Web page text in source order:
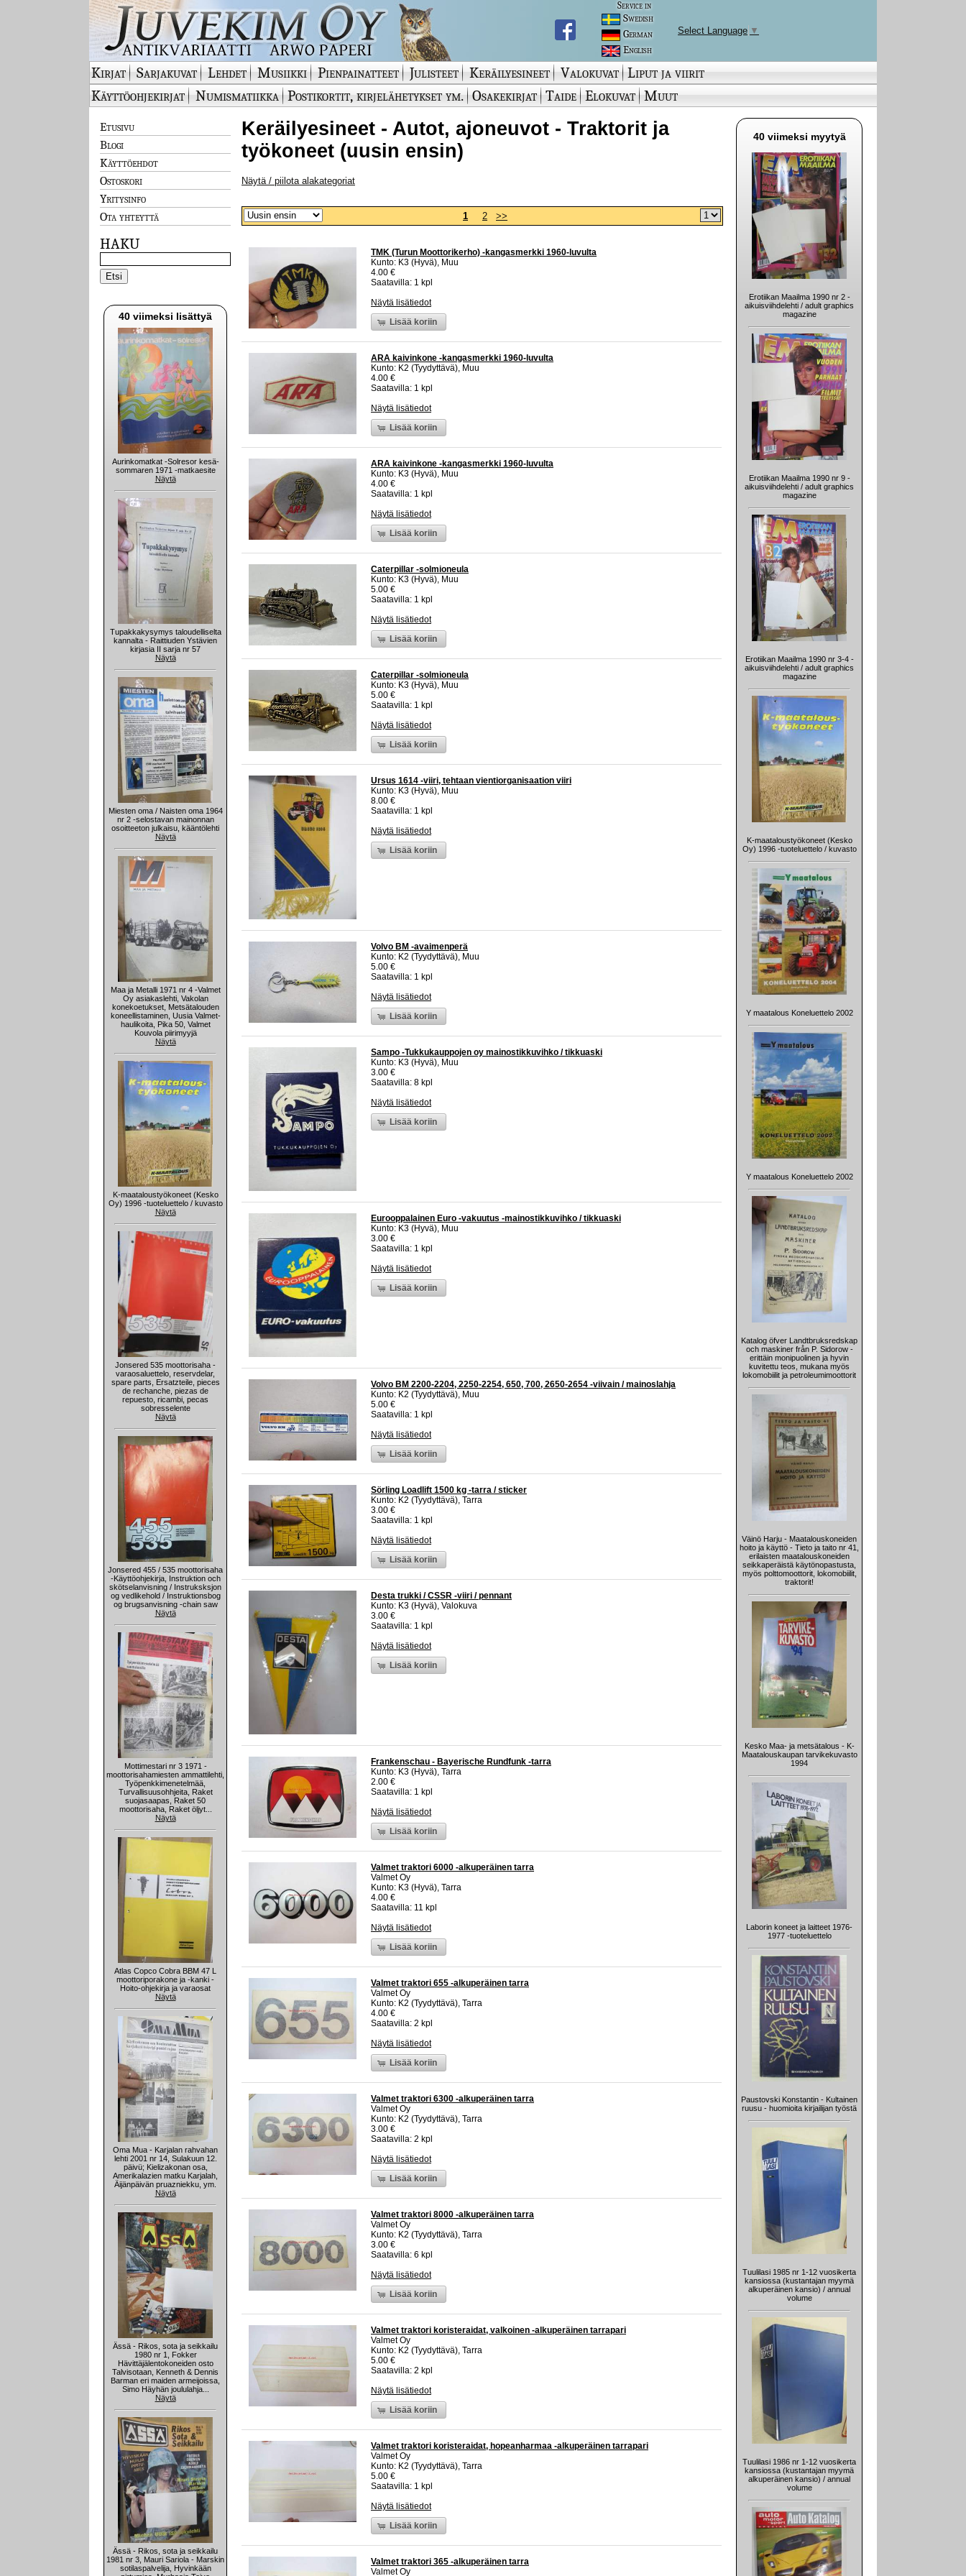
Service in
Swedish
German
English
Select Language ▼
Kirjat Sarjakuvat Lehdet Musiikki Pienpainatteet Julisteet Keräilyesineet Valokuvat Liput ja viirit
Käyttöohjekirjat
Numismatiikka Postikortit, kirjelähetykset ym. Osakekirjat Taide Elokuvat Muut
Etusivu
Blogi
Käyttöehdot
Ostoskori
Yritysinfo
Ota yhteyttä
HAKU
40 viimeksi lisättyä
Aurinkomatkat -Solresor kesä-
sommaren 1971 -matkaesite
Näytä
Tupakkakysymys taloudelliselta
kannalta - Raittiuden Ystävien
kirjasia II sarja nr 57
Näytä
Miesten oma / Naisten oma 1964
nr 2 -selostavan mainonnan
osoitteeton julkaisu, kääntölehti
Näytä
Maa ja Metalli 1971 nr 4 -Valmet
Oy asiakaslehti, Vakolan
konekoetukset, Metsätalouden
koneellistaminen, Uusia Valmet-
haulikoita, Pika 50, Valmet
Kouvola piirimyyjä
Näytä
K-maataloustyökoneet (Kesko
Oy) 1996 -tuoteluettelo / kuvasto
Näytä
Jonsered 535 moottorisaha -
varaosaluettelo, reservdelar,
spare parts, Ersatzteile, pieces
de rechanche, piezas de
repuesto, ricambi, pecas
sobresselente
Näytä
Jonsered 455 / 535 moottorisaha
-Käyttöohjekirja, Instruktion och
skötselanvisning / Instruksksjon
og vedlikehold / Instruktionsbog
og brugsanvisning -chain saw
Näytä
Mottimestari nr 3 1971 -
moottorisahamiesten ammattilehti,
Työpenkkimenetelmää,
Turvallisuusohhjeita, Raket
suojasaapas, Raket 50
moottorisaha, Raket öljyt...
Näytä
Atlas Copco Cobra BBM 47 L
moottoriporakone ja -kanki -
Hoito-ohjekirja ja varaosat
Näytä
Oma Mua - Karjalan rahvahan
lehti 2001 nr 14, Sulakuun 12.
päivü; Kielizakonan osa,
Amerikalazien matku Karjalah,
Äijänpäivän pruazniekku, ym.
Näytä
Ässä - Rikos, sota ja seikkailu
1980 nr 1, Fokker
Hävittäjälentokoneiden osto
Talvisotaan, Kenneth & Dennis
Barman eri maiden armeijoissa,
Simo Häyhän joululahja...
Näytä
Ässä - Rikos, sota ja seikkailu
1981 nr 3, Mauri Sariola - Marskin
sotilaspalvelija, Hyvinkään
Keräilyesineet - Autot, ajoneuvot - Traktorit ja
työkoneet (uusin ensin)
Näytä / piilota alakategoriat
1 2 >>
TMK (Turun Moottorikerho) -kangasmerkki 1960-luvulta
Kunto: K3 (Hyvä), Muu
4.00 €
Saatavilla: 1 kpl
Näytä lisätiedot
Lisää koriin
ARA kaivinkone -kangasmerkki 1960-luvulta
Kunto: K2 (Tyydyttävä), Muu
4.00 €
Saatavilla: 1 kpl
Näytä lisätiedot
Lisää koriin
ARA kaivinkone -kangasmerkki 1960-luvulta
Kunto: K3 (Hyvä), Muu
4.00 €
Saatavilla: 1 kpl
Näytä lisätiedot
Lisää koriin
Caterpillar -solmioneula
Kunto: K3 (Hyvä), Muu
5.00 €
Saatavilla: 1 kpl
Näytä lisätiedot
Lisää koriin
Caterpillar -solmioneula
Kunto: K3 (Hyvä), Muu
5.00 €
Saatavilla: 1 kpl
Näytä lisätiedot
Lisää koriin
Ursus 1614 -viiri, tehtaan vientiorganisaation viiri
Kunto: K3 (Hyvä), Muu
8.00 €
Saatavilla: 1 kpl
Näytä lisätiedot
Lisää koriin
Volvo BM -avaimenperä
Kunto: K2 (Tyydyttävä), Muu
5.00 €
Saatavilla: 1 kpl
Näytä lisätiedot
Lisää koriin
Sampo -Tukkukauppojen oy mainostikkuvihko / tikkuaski
Kunto: K3 (Hyvä), Muu
3.00 €
Saatavilla: 8 kpl
Näytä lisätiedot
Lisää koriin
Eurooppalainen Euro -vakuutus -mainostikkuvihko / tikkuaski
Kunto: K3 (Hyvä), Muu
3.00 €
Saatavilla: 1 kpl
Näytä lisätiedot
Lisää koriin
Volvo BM 2200-2204, 2250-2254, 650, 700, 2650-2654 -viivain / mainoslahja
Kunto: K2 (Tyydyttävä), Muu
5.00 €
Saatavilla: 1 kpl
Näytä lisätiedot
Lisää koriin
Sörling Loadlift 1500 kg -tarra / sticker
Kunto: K2 (Tyydyttävä), Tarra
3.00 €
Saatavilla: 1 kpl
Näytä lisätiedot
Lisää koriin
Desta trukki / CSSR -viiri / pennant
Kunto: K3 (Hyvä), Valokuva
3.00 €
Saatavilla: 1 kpl
Näytä lisätiedot
Lisää koriin
Frankenschau - Bayerische Rundfunk -tarra
Kunto: K3 (Hyvä), Tarra
2.00 €
Saatavilla: 1 kpl
Näytä lisätiedot
Lisää koriin
Valmet traktori 6000 -alkuperäinen tarra
Valmet Oy
Kunto: K3 (Hyvä), Tarra
4.00 €
Saatavilla: 11 kpl
Näytä lisätiedot
Lisää koriin
Valmet traktori 655 -alkuperäinen tarra
Valmet Oy
Kunto: K2 (Tyydyttävä), Tarra
4.00 €
Saatavilla: 2 kpl
Näytä lisätiedot
Lisää koriin
Valmet traktori 6300 -alkuperäinen tarra
Valmet Oy
Kunto: K2 (Tyydyttävä), Tarra
3.00 €
Saatavilla: 2 kpl
Näytä lisätiedot
Lisää koriin
Valmet traktori 8000 -alkuperäinen tarra
Valmet Oy
Kunto: K2 (Tyydyttävä), Tarra
3.00 €
Saatavilla: 6 kpl
Näytä lisätiedot
Lisää koriin
Valmet traktori koristeraidat, valkoinen -alkuperäinen tarrapari
Valmet Oy
Kunto: K2 (Tyydyttävä), Tarra
5.00 €
Saatavilla: 2 kpl
Näytä lisätiedot
Lisää koriin
Valmet traktori koristeraidat, hopeanharmaa -alkuperäinen tarrapari
Valmet Oy
Kunto: K2 (Tyydyttävä), Tarra
5.00 €
Saatavilla: 1 kpl
Näytä lisätiedot
Lisää koriin
Valmet traktori 365 -alkuperäinen tarra
Valmet Oy
40 viimeksi myytyä
Erotiikan Maailma 1990 nr 2 -
aikuisviihdelehti / adult graphics
magazine
Erotiikan Maailma 1990 nr 9 -
aikuisviihdelehti / adult graphics
magazine
Erotiikan Maailma 1990 nr 3-4 -
aikuisviihdelehti / adult graphics
magazine
K-maataloustyökoneet (Kesko
Oy) 1996 -tuoteluettelo / kuvasto
Y maatalous Koneluettelo 2002
Y maatalous Koneluettelo 2002
Katalog öfver Landtbruksredskap
och maskiner från P. Sidorow -
erittäin monipuolinen ja hyvin
kuvitettu teos, mukana myös
lokomobiilit ja petroleumimoottorit
Väinö Harju - Maatalouskoneiden
hoito ja käyttö - Tieto ja taito nr 41,
erilaisten maatalouskoneiden
seikkaperäistä käytönopastusta,
myös polttomoottorit, lokomobiilit,
traktorit!
Kesko Maa- ja metsätalous - K-
Maatalouskaupan tarvikekuvasto
1994
Laborin koneet ja laitteet 1976-
1977 -tuoteluettelo
Paustovski Konstantin - Kultainen
ruusu - huomioita kirjailijan työstä
Tuulilasi 1985 nr 1-12 vuosikerta
kansiossa (kustantajan myymä
alkuperäinen kansio) / annual
volume
Tuulilasi 1986 nr 1-12 vuosikerta
kansiossa (kustantajan myymä
alkuperäinen kansio) / annual
volume